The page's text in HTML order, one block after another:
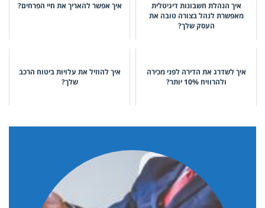
איך הנהלת חשבונות דיגיטלית
מאפשרת לנהל בצורה טובה את
העסק שלך?
איך אפשר להאריך את חיי הפרחים?
איך לשדרג את הדירה לפני מכירה
ולהרוויח 10% יותר?
איך להוזיל את עלויות ביטוח הרכב
שלך?